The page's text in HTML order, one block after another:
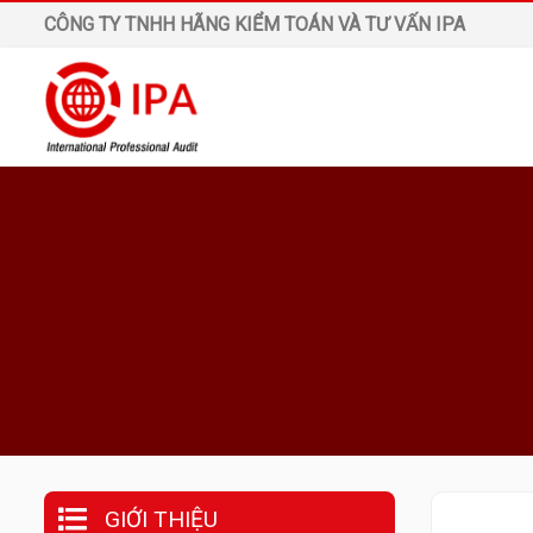
CÔNG TY TNHH HÃNG KIỂM TOÁN VÀ TƯ VẤN IPA
GIỚI THIỆU